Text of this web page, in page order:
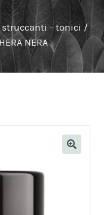
struccanti - tonici /
NERA